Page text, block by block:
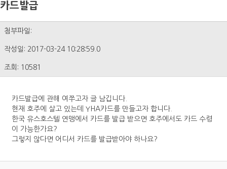
카드발급
첨부파일:
작성일: 2017-03-24 10:28:59.0
조회: 10581
카드발급에 관해 여쭈고자 글 남깁니다.
현재 호주에 살고 있는데 YHA카드를 만들고자 합니다.
한국 유스호스텔 연맹에서 카드를 발급 받으면 호주에서도 카드 수령
이 가능한가요?
그렇지 않다면 어디서 카드를 발급받아야 하나요?